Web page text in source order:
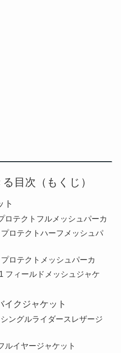
目次（もくじ）
ト
ロテクトフルメッシュパーカ
ロテクトハーフメッシュパ
ロテクトメッシュパーカ
フィールドメッシュジャケ
イクジャケット
ングルライダースレザージ
ルイヤージャケット